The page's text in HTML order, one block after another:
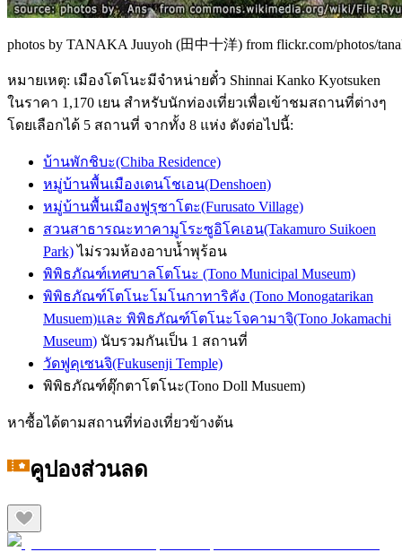
photos by TANAKA Juuyoh (田中十洋) from flickr.com/photos/
หมายเหตุ: เมืองโตโนะมีจำหน่ายตั๋ว Shinnai Kanko Kyotsuken
ในราคา 1,170 เยน สำหรับนักท่องเที่ยวเพื่อเข้าชมสถานที่ต่างๆ
โดยเลือกได้ 5 สถานที่ จากทั้ง 8 แห่ง ดังต่อไปนี้:
บ้านพักชิบะ(Chiba Residence)
หมู่บ้านพื้นเมืองเดนโชเอน(Denshoen)
หมู่บ้านพื้นเมืองฟูรุซาโตะ(Furusato Village)
สวนสาธารณะทาคามูโระซูอิโคเอน(Takamuro Suikoen
Park)ไม่รวมห้องอาบน้ำพุร้อน
พิพิธภัณฑ์เทศบาลโตโนะ (Tono Municipal Museum)
พิพิธภัณฑ์โตโนะโมโนกาทาริคัง (Tono Monogatarikan
Musuem)และ พิพิธภัณฑ์โตโนะโจคามาจิ(Tono Jokamachi
Museum) นับรวมกันเป็น 1 สถานที่
วัดฟูคุเซนจิ(Fukusenji Temple)
พิพิธภัณฑ์ตุ๊กตาโตโนะ(Tono Doll Musuem)
หาซื้อได้ตามสถานที่ท่องเที่ยวข้างต้น
คูปองส่วนลด